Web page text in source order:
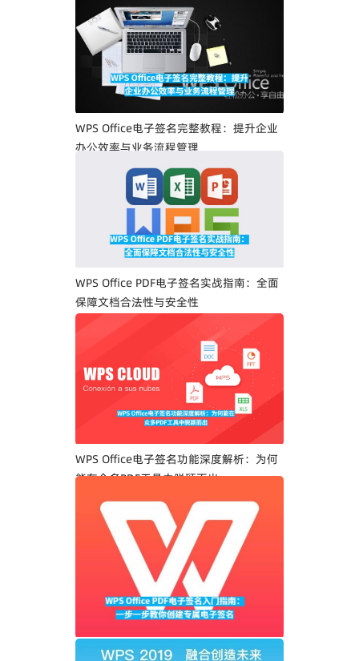
WPS Office电子签名完整教程：提升企业
办公效率与业务流程管理
WPS Office PDF电子签名实战指南：全面
保障文档合法性与安全性
WPS Office电子签名功能深度解析：为何
能在众多PDF工具中脱颖而出
WPS Office PDF电子签名入门指南：一步